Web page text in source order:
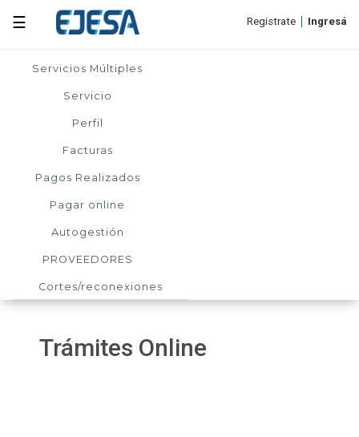
☰ Registrate Ingresá
Servicios Múltiples
Servicio
Perfil
Facturas
Pagos Realizados
Pagar online
Autogestión
PROVEEDORES
Cortes/reconexiones
Trámites Online